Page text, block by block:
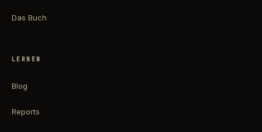
Das Buch
LERNEN
Blog
Reports